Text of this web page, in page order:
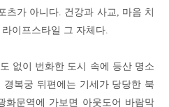
츠가 아니다. 건강과 사교, 마음 치
이프스타일 그 자체다.
없이 번화한 도시 속에 등산 명소
복궁 뒤편에는 기세가 당당한 북
화문역에 가보면 아웃도어 바람막